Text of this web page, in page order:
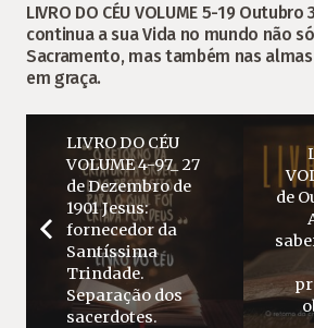
LIVRO DO CÉU VOLUME 5-19 Outubro
continua a sua Vida no mundo não
Sacramento, mas também nas
em graça.
LIVRO DO CÉU
VOLUME 4-97_ 27
de Dezembro de
1901 Jesus:
fornecedor da
Santíssima
Trindade.
Separação dos
sacerdotes.
de